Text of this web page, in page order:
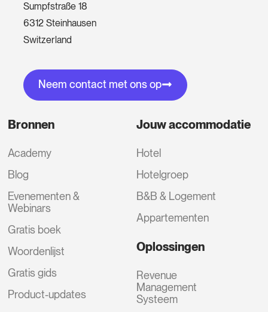
Sumpfstraße 18
6312 Steinhausen
Switzerland
Neem contact met ons op
Bronnen
Academy
Blog
Evenementen &
Webinars
Gratis boek
Woordenlijst
Gratis gids
Product-updates
Jouw accommodatie
Hotel
Hotelgroep
B&B & Logement
Appartementen
Oplossingen
Revenue
Management
Systeem